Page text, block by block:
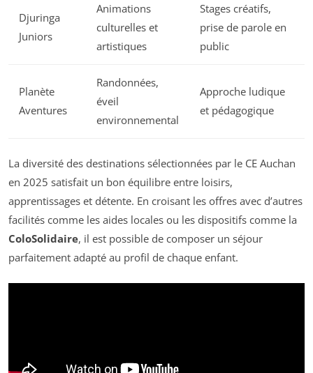
Djuringa
Juniors
Animations
culturelles et
artistiques
Stages créatifs,
prise de parole en
public
Planète
Aventures
Randonnées,
éveil
environnemental
Approche ludique
et pédagogique
La diversité des destinations sélectionnées par le CE Auchan
en 2025 satisfait un bon équilibre entre loisirs,
apprentissages et détente. En croisant les offres avec d’autres
facilités comme les aides locales ou les dispositifs comme la
ColoSolidaire, il est possible de composer un séjour
parfaitement adapté au profil de chaque enfant.